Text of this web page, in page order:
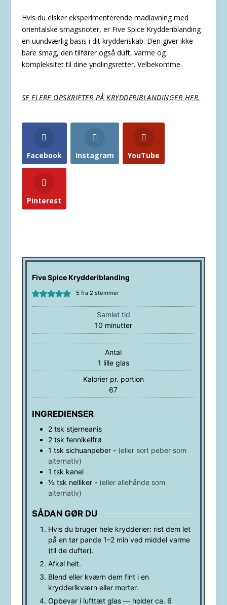
Hvis du elsker eksperimenterende madlavning med
orientalske smagsnoter, er Five Spice Krydderiblanding
en uundværlig basis i dit krydderiskab. Den giver ikke
bare smag, den tilfører også duft, varme og
kompleksitet til dine yndlingsretter. Velbekomme.
SE FLERE OPSKRIFTER PÅ KRYDDERIBLANDINGER HER.
Facebook Instagram YouTube
Pinterest
Five Spice Krydderiblanding
5 fra 2 stemmer
Samlet tid
10minutter
minutter
Antal
1 lille glas
Kalorier pr. portion
67
INGREDIENSER
2 tsk stjerneanis
2 tsk fennikelfrø
1 tsk sichuanpeber- (eller sort peber som
alternativ)
1 tsk kanel
½ tsk nelliker- (eller allehånde som
alternativ)
SÅDAN GØR DU
Hvis du bruger hele krydderier: rist dem let
på en tør pande 1–2 min ved middel varme
(til de dufter).
Afkøl helt.
Blend eller kværn dem fint i en
krydderikværn eller morter.
Opbevar i lufttæt glas — holder ca. 6